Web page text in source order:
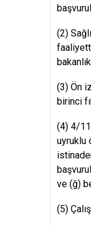
(2)
(3) Ön
birinci
(4) 4/
uyruklu
ve (ğ)
(5)